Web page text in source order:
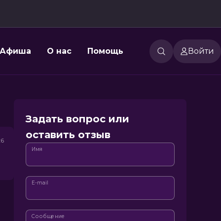
Афиша О нас Помощь Войти
Задать вопрос или
оставить отзыв
Имя
E-mail
Сообщение